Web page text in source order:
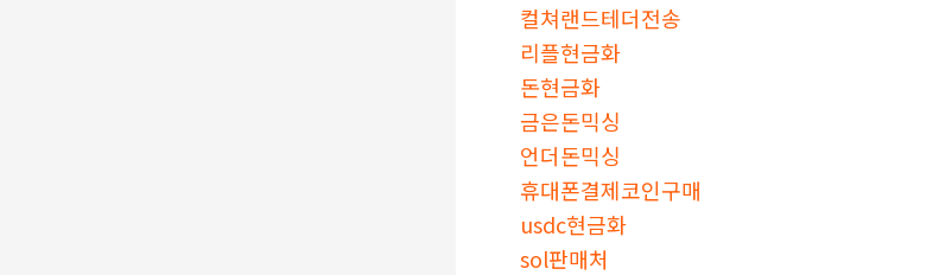
컬쳐랜드테더전송
리플현금화
돈현금화
금은돈믹싱
언더돈믹싱
휴대폰결제코인구매
usdc현금화
sol판매처